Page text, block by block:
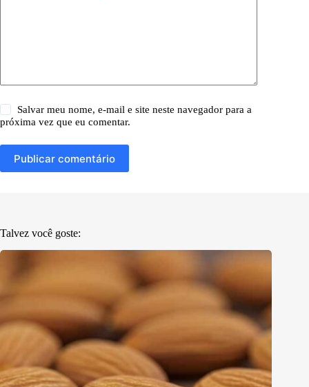
Salvar meu nome, e-mail e site neste navegador para a
próxima vez que eu comentar.
Publicar comentário
Talvez você goste: